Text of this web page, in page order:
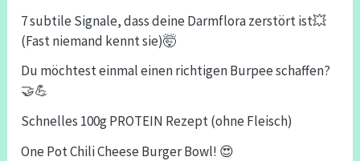
7 subtile Signale, dass deine Darmflora zerstört ist💥
(Fast niemand kennt sie)🤯
Du möchtest einmal einen richtigen Burpee schaffen?
🤝💪
Schnelles 100g PROTEIN Rezept (ohne Fleisch)
One Pot Chili Cheese Burger Bowl! 😍